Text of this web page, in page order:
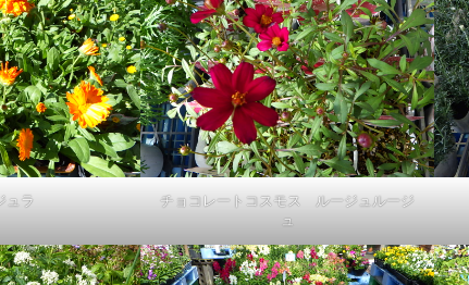
ュラ
チョコレートコスモス ルージュルージ
ュ